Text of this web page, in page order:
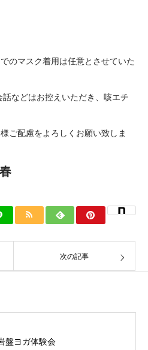
のマスク着用は任意とさせていた
などはお控えいただき、咳エチ
ご配慮をよろしくお願い致しま
次の記事
ヨガ体験会